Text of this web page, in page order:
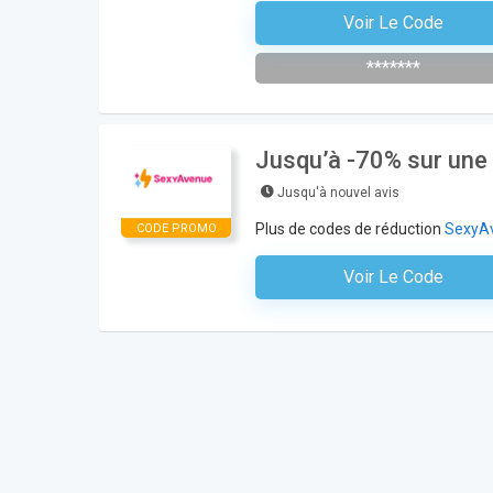
Voir Le Code
S'abonner À La Newsletter De La
*******
CODE PROMO
Jusqu’à -70% sur
Jusqu'à nouvel avis
Plus de codes de réduction
Voir Le Code
Aucun Code N'est